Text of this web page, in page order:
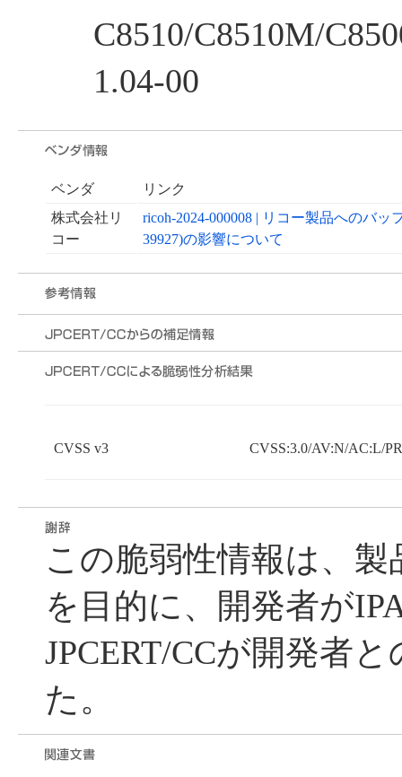
C8510/C8510M/
1.04-00
ベンダ
リンク
株式会社リ
コー
ricoh-2024-000008 | リコー製品へのバ
39927)の影響について
CVSS v3 CVSS:3.0/AV:N/AC:L/
この脆弱性情報は、
を目的に、開発者が
JPCERT/CCが開発者
た。